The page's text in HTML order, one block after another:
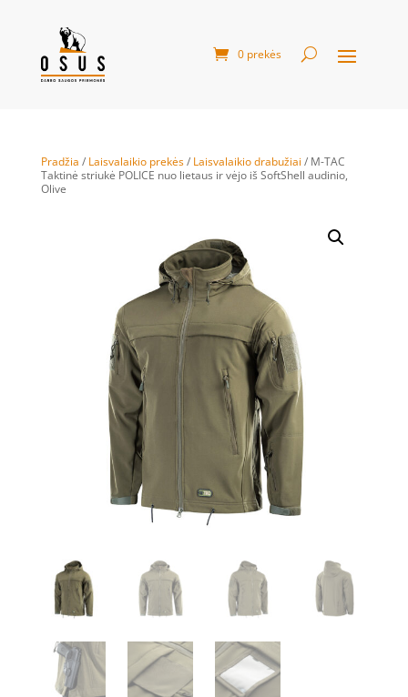
0 prekės
Pradžia / Laisvalaikio prekės/ Laisvalaikio drabužiai / M-TAC
Taktinė striukė POLICE nuo lietaus ir vėjo iš SoftShell audinio,
Olive